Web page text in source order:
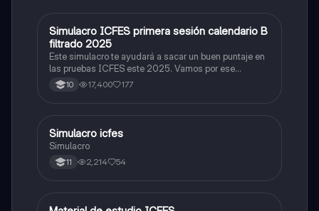
ICFES: Matemáticas
Simulacro ICFES primera sesión calendario B
filtrado 2025
Este simulacro te ayudará a sacar un buen puntaje en
las pruebas ICFES este 2025. Vamos por ese
500/500. Y poder ser admitido en la universidad que
quieras, estudiar la carrera que quieres y no la que te
10 17,400 177
ICFES: Lectura Crítica
Simulacro icfes
Simulacro
11 2,214 54